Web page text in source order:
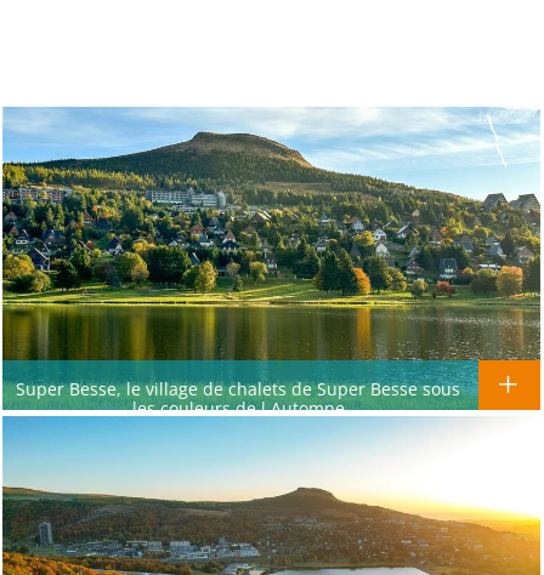
Super Besse, le village de chalets de Super Besse sous
les couleurs de l,Automne